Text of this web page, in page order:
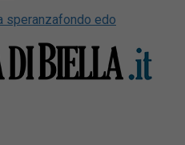
speranzafondo edo